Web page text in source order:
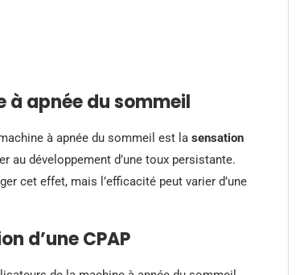
à apnée du sommeil
à apnée du sommeil est la sensation
au développement d’une toux persistante.
cet effet, mais l’efficacité peut varier d’une
d’une CPAP